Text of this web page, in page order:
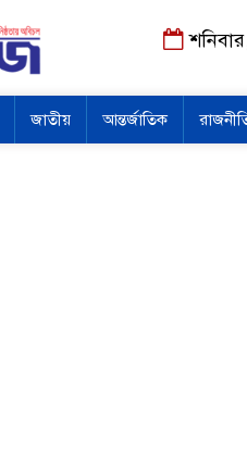
জাতীয় আন্তর্জাতিক